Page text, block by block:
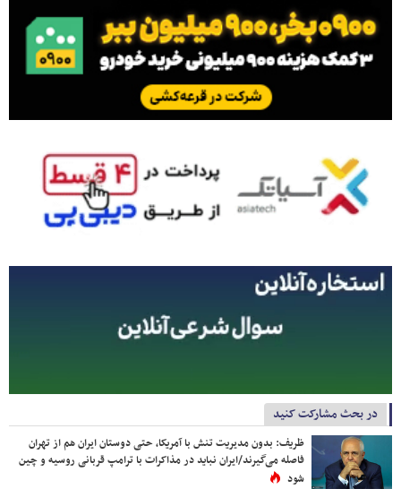
در بحث مشارکت کنید
ظریف: بدون مدیریت تنش با آمریکا، حتی دوستان ایران هم از تهران
فاصله می‌گیرند/ایران نباید در مذاکرات با ترامپ قربانی روسیه و چین
شود